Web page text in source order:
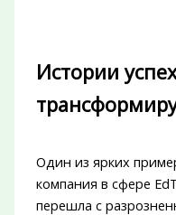
Истории
Один из ярких
компания в сфере
перешла с